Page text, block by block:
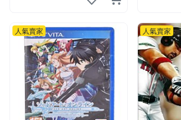
人氣賣家 人氣賣家